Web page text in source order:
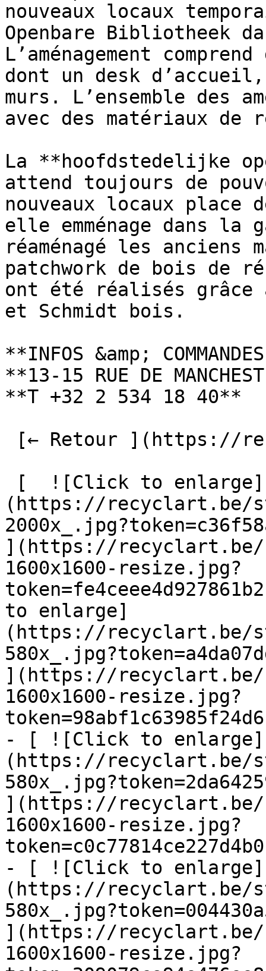
nouveaux locaux
Openbare Bibliotheek
L’aménagement
dont un desk
murs. L’ensemble des
avec des matériaux de
La **hoofdstedelijke
attend toujours de
nouveaux locaux place
elle emménage dans la
réaménagé les anciens
patchwork de bois de
ont été réalisés grâce
et Schmidt bois.
**INFOS &amp;
**13-15 RUE DE
**T +32 2 534 18 40**
(https://recyclart.be/
](https://recyclart.be/
1600x1600-resize.jpg?
to enlarge]
(https://recyclart.be/
](https://recyclart.be/
1600x1600-resize.jpg?
- [ ![Click to enlarge]
(https://recyclart.be/
](https://recyclart.be/
1600x1600-resize.jpg?
- [ ![Click to enlarge]
(https://recyclart.be/
](https://recyclart.be/
1600x1600-resize.jpg?